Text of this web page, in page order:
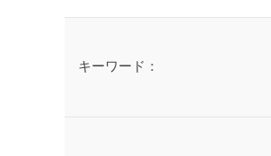
キーワード：